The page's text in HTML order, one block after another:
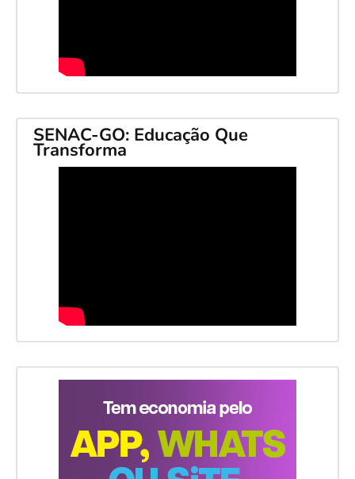
SENAC-GO: Educação Que
Transforma